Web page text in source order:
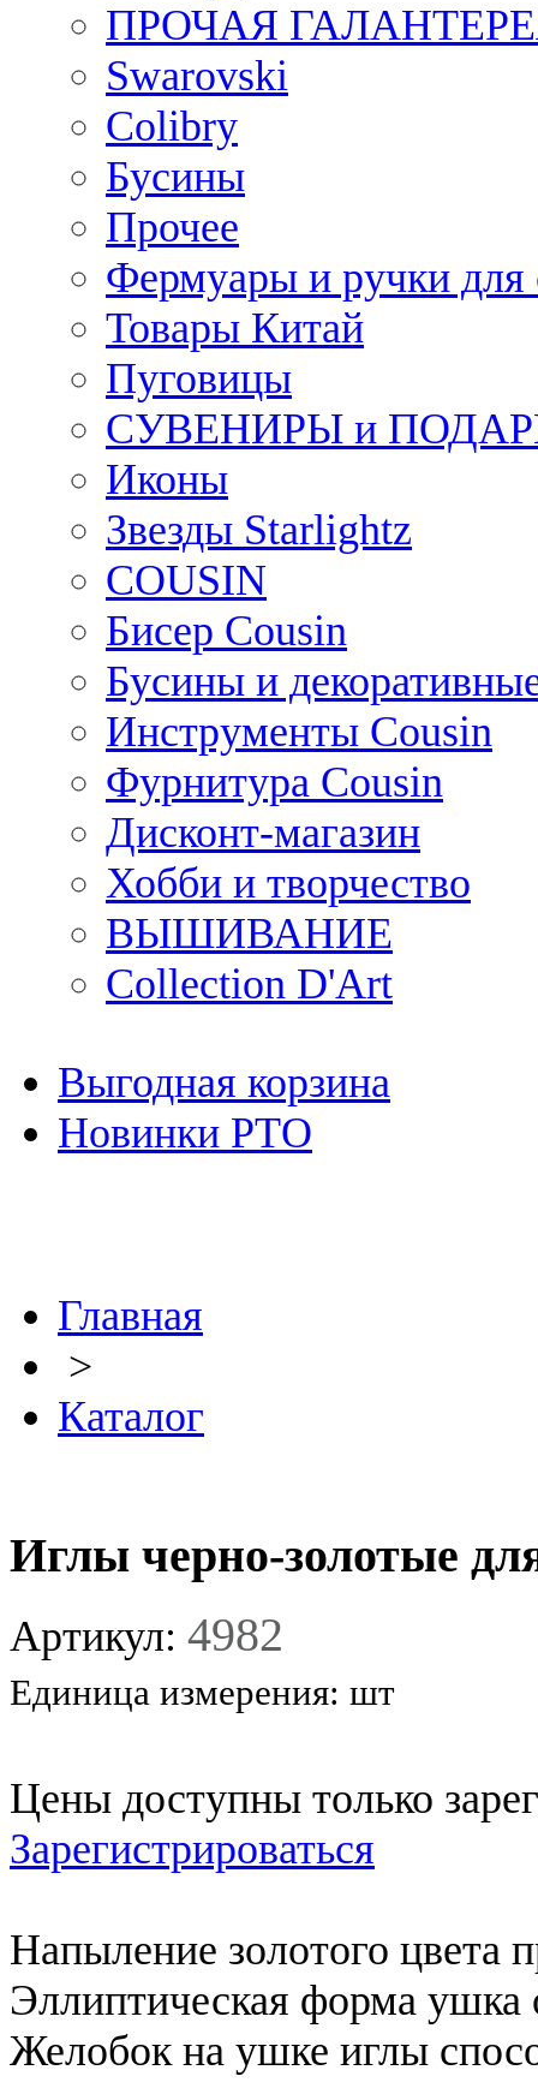
ПРОЧАЯ
Swarovski
Colibry
Бусины
Прочее
Фермуары и ручки для
Товары Китай
Пуговицы
СУВЕНИРЫ и
Иконы
Звезды Starlightz
COUSIN
Бисер Cousin
Бусины и
Инструменты Cousin
Фурнитура Cousin
Дисконт-магазин
Хобби и творчество
ВЫШИВАНИЕ
Collection D'Art
Выгодная корзина
Новинки РТО
Главная
>
Каталог
Иглы черно-золотые
Артикул: 4982
Единица измерения: шт
Цены доступны только
Зарегистрироваться
Напыление золотого цвета
Эллиптическая форма ушка
Желобок на ушке иглы